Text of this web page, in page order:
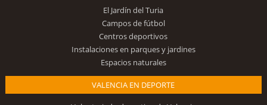
El Jardín del Turia
Campos de fútbol
Centros deportivos
Instalaciones en parques y jardines
Espacios naturales
VALENCIA EN DEPORTE